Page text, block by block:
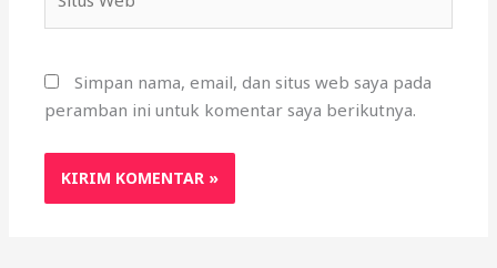
Web
Simpan nama, email, dan situs web saya pada
peramban ini untuk komentar saya berikutnya.